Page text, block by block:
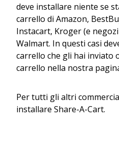
deve installare niente se
carrello di Amazon,
Instacart, Kroger (e
Walmart. In questi casi
carrello che gli hai inviato
carrello nella nostra
Per tutti gli altri
installare Share-A-Cart.